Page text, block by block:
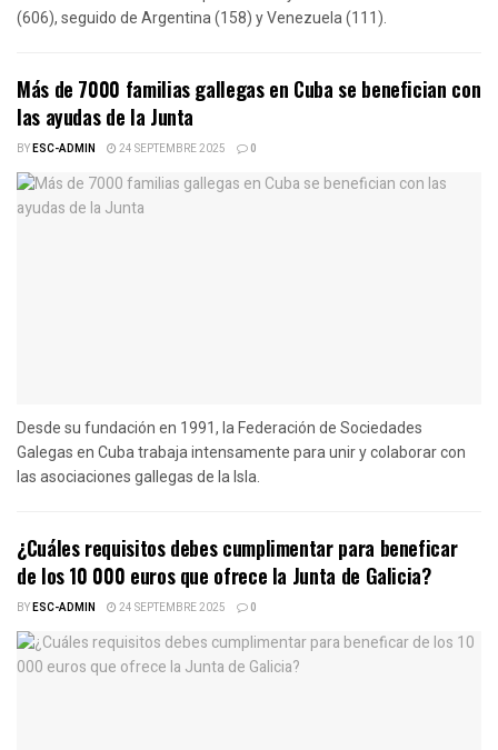
(606), seguido de Argentina (158) y Venezuela (111).
Más de 7000 familias gallegas en Cuba se benefician con
las ayudas de la Junta
BYESC-ADMIN 24 SEPTEMBRE 2025 0
Desde su fundación en 1991, la Federación de Sociedades
Galegas en Cuba trabaja intensamente para unir y colaborar con
las asociaciones gallegas de la Isla.
¿Cuáles requisitos debes cumplimentar para beneficar
de los 10 000 euros que ofrece la Junta de Galicia?
BYESC-ADMIN 24 SEPTEMBRE 2025 0